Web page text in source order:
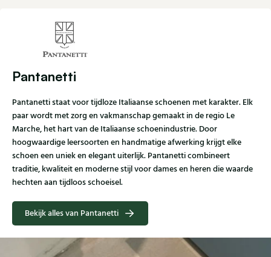
Pantanetti
Pantanetti staat voor tijdloze Italiaanse schoenen met karakter. Elk
paar wordt met zorg en vakmanschap gemaakt in de regio Le
Marche, het hart van de Italiaanse schoenindustrie. Door
hoogwaardige leersoorten en handmatige afwerking krijgt elke
schoen een uniek en elegant uiterlijk. Pantanetti combineert
traditie, kwaliteit en moderne stijl voor dames en heren die waarde
hechten aan tijdloos schoeisel.
Bekijk alles van Pantanetti